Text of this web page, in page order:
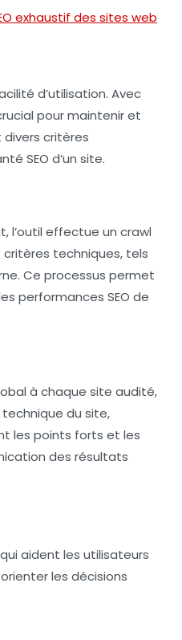
exhaustif des sites web
d’utilisation. Avec
pour maintenir et
critères
SEO d’un site.
l’outil effectue un crawl
techniques, tels
Ce processus permet
performances SEO de
à chaque site audité,
technique du site,
les points forts et les
des résultats
aident les utilisateurs
les décisions